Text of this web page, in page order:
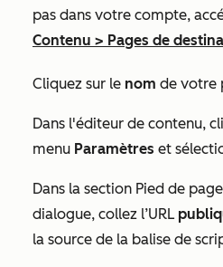
pas dans votre compte,
Contenu > Pages de
Cliquez sur le nom de votre
Dans l'éditeur de contenu,
menu Paramètres et
Dans la section Pied de
dialogue, collez l’URL
la source de la balise de